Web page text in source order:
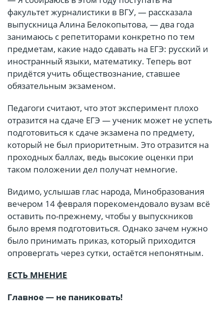
факультет журналистики в ВГУ, — рассказала
выпускница Алина Белокопытова, — два года
занимаюсь с репетиторами конкретно по тем
предметам, какие надо сдавать на ЕГЭ: русский и
иностранный языки, математику. Теперь вот
придётся учить обществознание, ставшее
обязательным экзаменом.
Педагоги считают, что этот эксперимент плохо
отразится на сдаче ЕГЭ — ученик может не успеть
подготовиться к сдаче экзамена по предмету,
который не был приоритетным. Это отразится на
проходных баллах, ведь высокие оценки при
таком положении дел получат немногие.
Видимо, услышав глас народа, Минобразования
вечером 14 февраля порекомендовало вузам всё
оставить по-прежнему, чтобы у выпускников
было время подготовиться. Однако зачем нужно
было принимать приказ, который приходится
опровергать через сутки, остаётся непонятным.
ЕСТЬ МНЕНИЕ
Главное — не паниковать!